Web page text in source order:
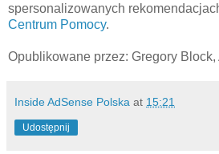
spersonalizowanych
Centrum Pomocy.
Opublikowane przez: Gregory
Inside AdSense Polska at 15:21
Udostępnij